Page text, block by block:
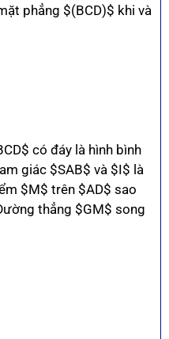
phẳng $(BCD)$ khi và
có đáy là hình bình
giác $SAB$ và $I$ là
$M$ trên $AD$ sao
thẳng $GM$ song